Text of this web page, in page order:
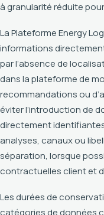
à granularité réduite
La Plateforme Energy
informations
par l’absence de
dans la plateforme de
recommandations ou
éviter l’introduction de
directement
analyses, canaux ou
séparation, lorsque
contractuelles client et
Les durées de
catégories de données